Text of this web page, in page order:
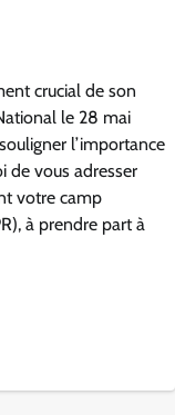
crucial de son
le 28 mai
l’importance
de vous adresser
votre camp
à prendre part à